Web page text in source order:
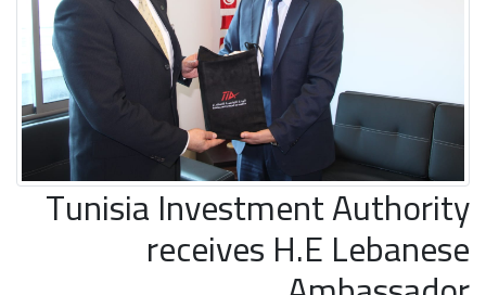
Tunisia Investment Authority
receives H.E Lebanese